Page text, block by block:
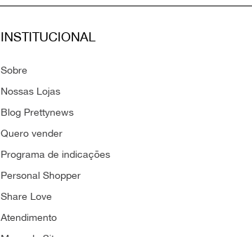
INSTITUCIONAL
Sobre
Nossas Lojas
Blog Prettynews
Quero vender
Programa de indicações
Personal Shopper
Share Love
Atendimento